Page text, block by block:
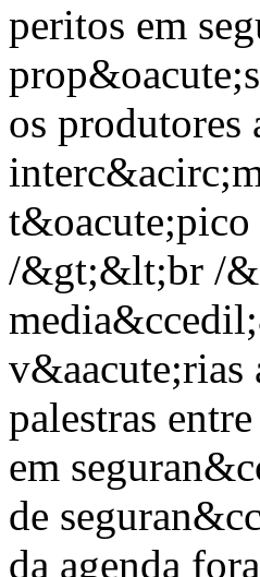
peritos em
os
/&gt;&lt;br /
palestras
em
de
da agenda